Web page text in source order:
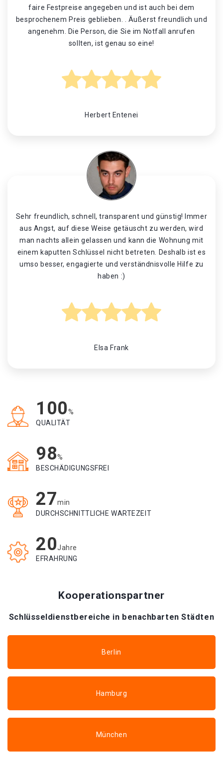
faire Festpreise angegeben und ist auch bei dem
besprochenem Preis geblieben. . Äußerst freundlich und
angenehm. Die Person, die Sie im Notfall anrufen
sollten, ist genau so eine!
Herbert Entenei
Sehr freundlich, schnell, transparent und günstig! Immer
aus Angst, auf diese Weise getäuscht zu werden, wird
man nachts allein gelassen und kann die Wohnung mit
einem kaputten Schlüssel nicht betreten. Deshalb ist es
umso besser, engagierte und verständnisvolle Hilfe zu
haben :)
Elsa Frank
100%
QUALITÄT
98%
BESCHÄDIGUNGSFREI
27min
DURCHSCHNITTLICHE WARTEZEIT
20Jahre
EFRAHRUNG
Kooperationspartner
Schlüsseldienstbereiche in benachbarten Städten
Berlin
Hamburg
München